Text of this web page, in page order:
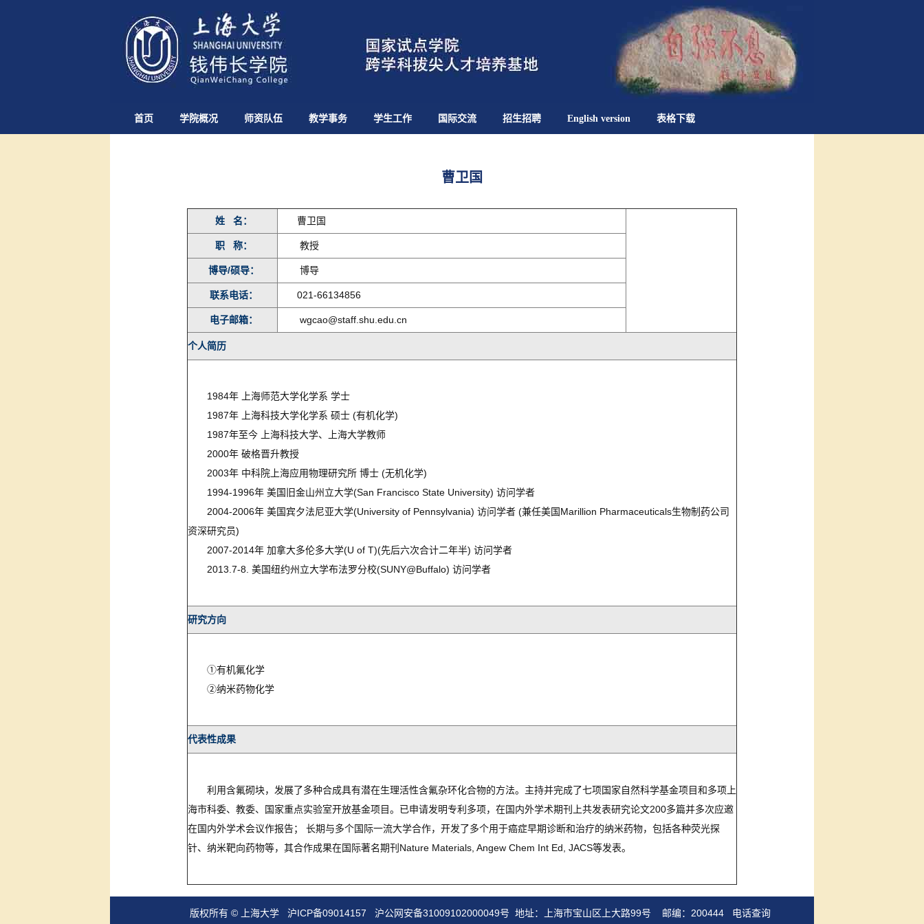
首页 学院概况 师资队伍 教学事务 学生工作 国际交流 招生招聘 English version 表格下载
曹卫国
姓 名： 曹卫国
职 称： 教授
博导/硕导： 博导
联系电话： 021-66134856
电子邮箱： wgcao@staff.shu.edu.cn
个人简历
1984年 上海师范大学化学系 学士
1987年 上海科技大学化学系 硕士 (有机化学)
1987年至今 上海科技大学、上海大学教师
2000年 破格晋升教授
2003年 中科院上海应用物理研究所 博士 (无机化学)
1994-1996年 美国旧金山州立大学(San Francisco State University) 访问学者
2004-2006年 美国宾夕法尼亚大学(University of Pennsylvania) 访问学者 (兼任美国Marillion Pharmaceuticals生物制药公司
资深研究员)
2007-2014年 加拿大多伦多大学(U of T)(先后六次合计二年半) 访问学者
2013.7-8. 美国纽约州立大学布法罗分校(SUNY@Buffalo) 访问学者
研究方向
①有机氟化学
②纳米药物化学
代表性成果
利用含氟砌块，发展了多种合成具有潜在生理活性含氟杂环化合物的方法。主持并完成了七项国家自然科学基金项目和多项上
海市科委、教委、国家重点实验室开放基金项目。已申请发明专利多项，在国内外学术期刊上共发表研究论文200多篇并多次应邀
在国内外学术会议作报告； 长期与多个国际一流大学合作，开发了多个用于癌症早期诊断和治疗的纳米药物，包括各种荧光探
针、纳米靶向药物等，其合作成果在国际著名期刊Nature Materials, Angew Chem Int Ed, JACS等发表。
版权所有 ©上海大学 沪ICP备09014157 沪公网安备31009102000049号 地址：上海市宝山区上大路99号 邮编：200444 电话查询